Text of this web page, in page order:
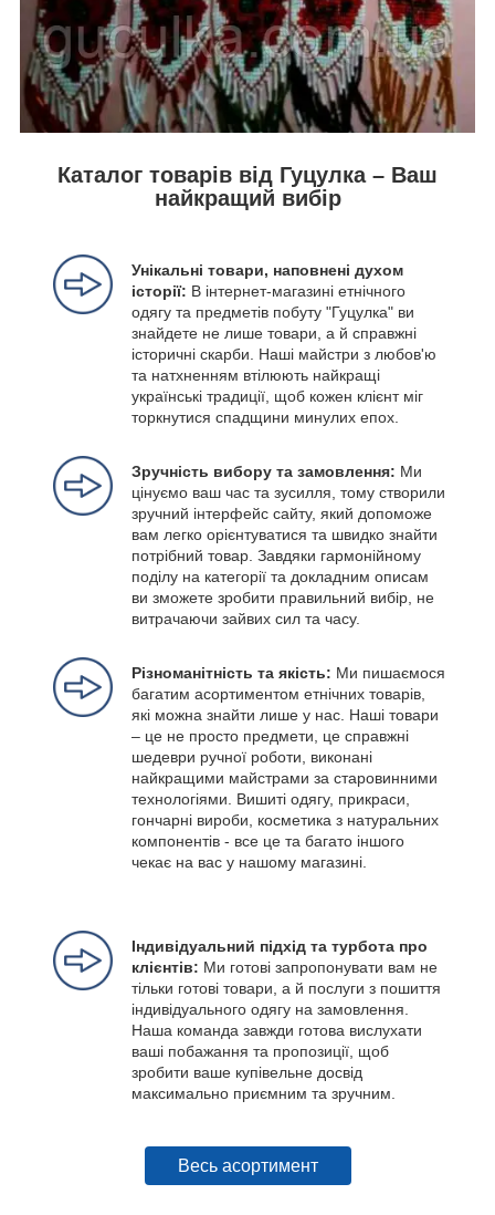
Каталог товарів від Гуцулка – Ваш
найкращий вибір
Унікальні товари, наповнені духом
історії: В інтернет-магазині етнічного
одягу та предметів побуту "Гуцулка" ви
знайдете не лише товари, а й справжні
історичні скарби. Наші майстри з любов'ю
та натхненням втілюють найкращі
українські традиції, щоб кожен клієнт міг
торкнутися спадщини минулих епох.
Зручність вибору та замовлення: Ми
цінуємо ваш час та зусилля, тому створили
зручний інтерфейс сайту, який допоможе
вам легко орієнтуватися та швидко знайти
потрібний товар. Завдяки гармонійному
поділу на категорії та докладним описам
ви зможете зробити правильний вибір, не
витрачаючи зайвих сил та часу.
Різноманітність та якість: Ми пишаємося
багатим асортиментом етнічних товарів,
які можна знайти лише у нас. Наші товари
– це не просто предмети, це справжні
шедеври ручної роботи, виконані
найкращими майстрами за старовинними
технологіями. Вишиті одягу, прикраси,
гончарні вироби, косметика з натуральних
компонентів - все це та багато іншого
чекає на вас у нашому магазині.
Індивідуальний підхід та турбота про
клієнтів: Ми готові запропонувати вам не
тільки готові товари, а й послуги з пошиття
індивідуального одягу на замовлення.
Наша команда завжди готова вислухати
ваші побажання та пропозиції, щоб
зробити ваше купівельне досвід
максимально приємним та зручним.
Весь асортимент